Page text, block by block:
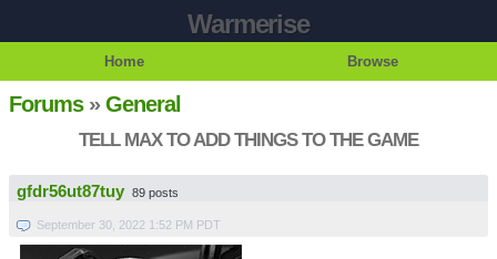
Warmerise
Home Browse
Forums»General
TELL MAX TO ADD THINGS TO THE GAME
gfdr56ut87tuy 89 posts
September 30, 2022 1:52 PM PDT